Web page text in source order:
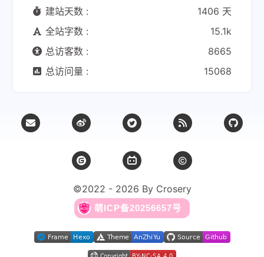
建站天数 :
1406 天
全站字数 :
15.1k
总访客数 :
8665
总访问量 :
15068
©2022 - 2026 By Crosery
萌ICP备20256657号